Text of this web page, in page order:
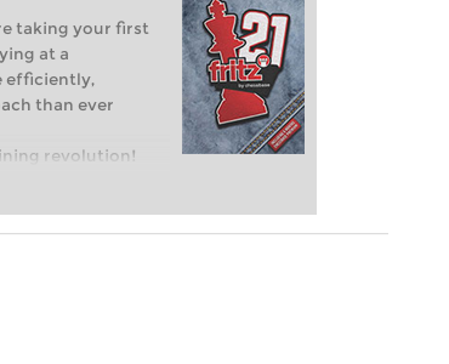
taking your first
at a
efficiently,
than ever
revolution!
of club chess,